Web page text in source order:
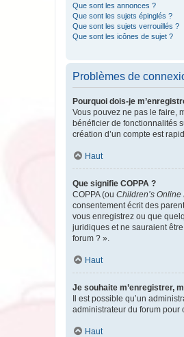
Que sont les annonces ?
Que sont les sujets épinglés ?
Que sont les sujets verrouillés ?
Que sont les icônes de sujet ?
Problèmes de
Pourquoi dois-je
Vous pouvez ne pas le faire,
bénéficier de fonctionnalités
création d’un compte est
Haut
Que signifie COPPA ?
COPPA (ou Children’s
consentement écrit des
vous enregistrez ou que
juridiques et ne sauraient
forum ? ».
Haut
Je souhaite m’enregistrer,
Il est possible qu’un
administrateur du forum pour
Haut